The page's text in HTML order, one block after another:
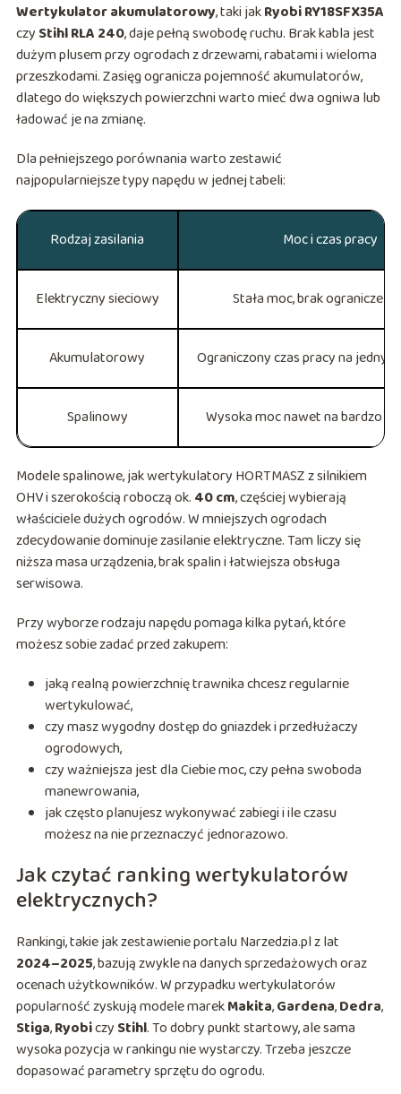
Wertykulator akumulatorowy, taki jakRyobi RY18SFX35A
czy Stihl RLA 240, daje pełną swobodę ruchu. Brak kabla jest
dużym plusem przy ogrodach z drzewami, rabatami i wieloma
przeszkodami. Zasięg ogranicza pojemność akumulatorów,
dlatego do większych powierzchni warto mieć dwa ogniwa lub
ładować je na zmianę.
Dla pełniejszego porównania warto zestawić
najpopularniejsze typy napędu w jednej tabeli:
Rodzaj zasilania Moc i czas pracy
Elektryczny sieciowy Stała moc, brak ograniczeń
Akumulatorowy Ograniczony czas pracy na
Spalinowy Wysoka moc nawet na bardzo
Modele spalinowe, jak wertykulatory HORTMASZ z silnikiem
OHV i szerokością roboczą ok. 40 cm, częściej wybierają
właściciele dużych ogrodów. W mniejszych ogrodach
zdecydowanie dominuje zasilanie elektryczne. Tam liczy się
niższa masa urządzenia, brak spalin i łatwiejsza obsługa
serwisowa.
Przy wyborze rodzaju napędu pomaga kilka pytań, które
możesz sobie zadać przed zakupem:
jaką realną powierzchnię trawnika chcesz regularnie
wertykulować,
czy masz wygodny dostęp do gniazdek i przedłużaczy
ogrodowych,
czy ważniejsza jest dla Ciebie moc, czy pełna swoboda
manewrowania,
jak często planujesz wykonywać zabiegi i ile czasu
możesz na nie przeznaczyć jednorazowo.
Jak czytać ranking wertykulatorów
elektrycznych?
Rankingi, takie jak zestawienie portalu Narzedzia.pl z lat
2024–2025, bazują zwykle na danych sprzedażowych oraz
ocenach użytkowników. W przypadku wertykulatorów
popularność zyskują modele marekMakita,Gardena,Dedra,
Stiga,Ryobiczy Stihl. To dobry punkt startowy, ale sama
wysoka pozycja w rankingu nie wystarczy. Trzeba jeszcze
dopasować parametry sprzętu do ogrodu.